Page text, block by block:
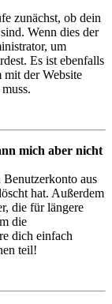
zunächst, ob dein
Wenn dies der
um
Es ist ebenfalls
der Website
mich aber nicht
aus
hat. Außerdem
die für längere
die
dich einfach
teil!